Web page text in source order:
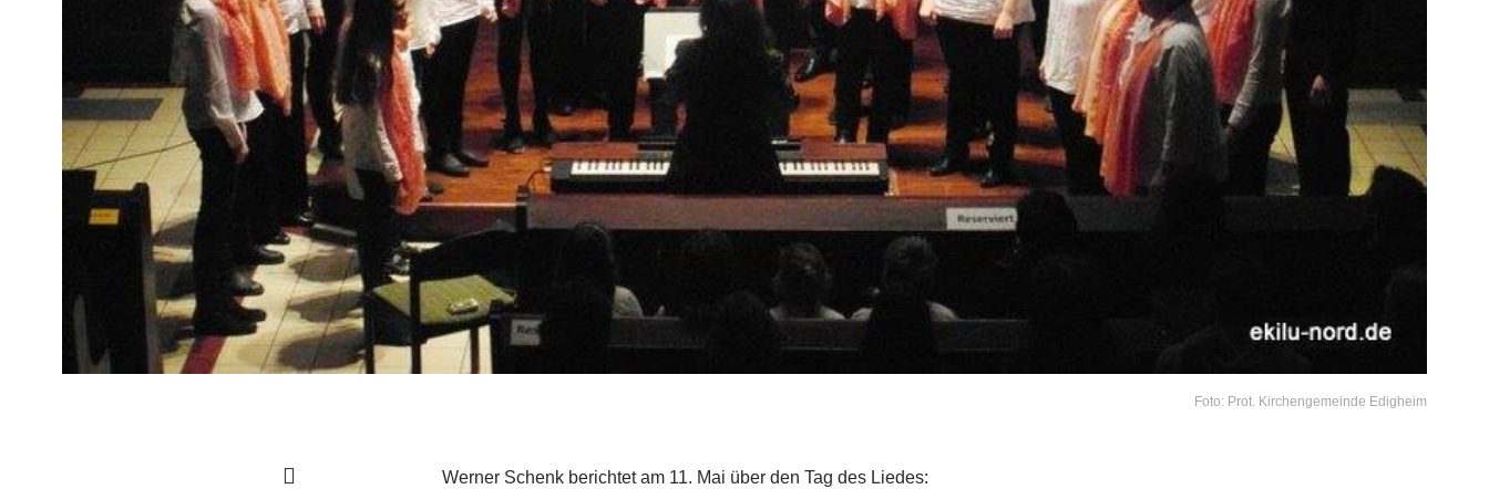
Foto: Prot. Kirchengemeinde Edigheim
Werner Schenk berichtet am 11. Mai über den Tag des Liedes: